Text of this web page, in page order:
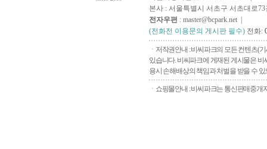
본사 : 서울특별시 서초구 서초대로73
전자우편 : master@bcpark.net |
(전화전 이용문의 게시판 필수) 전화:
ㆍ저작권안내 : 비씨파크의 모든 컨텐츠(
있습니다. 비씨파크에 게재된 게시물은
용시 손해배상의 책임과 처벌을 받을 수
ㆍ쇼핑몰안내 : 비씨파크는 통신판매중개